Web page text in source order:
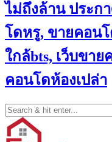
ไม่ถึงล้าน ประก
โดหรู, ขายคอน
ใกล้bts, เว็บขา
คอนโดห้องเปล่า